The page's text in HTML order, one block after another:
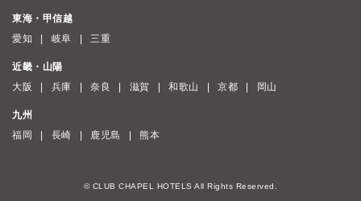
東海・甲信越
愛知
岐阜 三重
近畿・山陽
大阪
兵庫 奈良 滋賀 和歌山 京都 岡山
九州
福岡
長崎 鹿児島 熊本
© CLUB CHAPEL HOTELS All Rights Reserved.